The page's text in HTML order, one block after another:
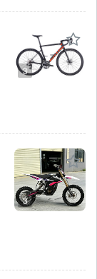
3
3